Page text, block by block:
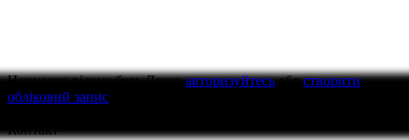
Написати відгукбудь Ласкаавторизуйтесьабостворити
обліковий запис
Контакт